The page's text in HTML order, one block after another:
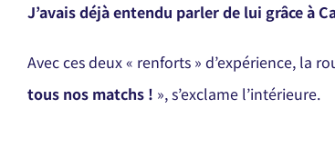
J’avais déjà entendu parler de lui grâce à
Avec ces deux « renforts » d’expérience, la
tous nos matchs ! », s’exclame l’intérieure.